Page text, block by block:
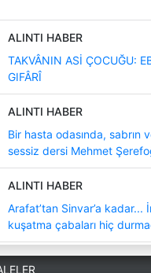
ALINTI HABER
TAKVÂNIN ASİ ÇOCUĞU:
GIFÂRÎ
ALINTI HABER
Bir hasta odasında, sabrın
sessiz dersi Mehmet
ALINTI HABER
Arafat’tan Sinvar’a kadar...
kuşatma çabaları hiç